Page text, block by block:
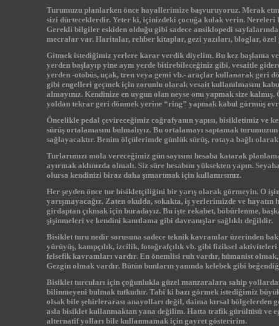
Turumuzu planlarken önce hayallerimize başvuruyoruz. Merak
sizi dürteceklerdir. Yeter ki, içinizdeki çocuğa kulak verin.
Gerekli bilgiler eskiden olduğu gibi sadece ansiklopedi
mecralar var. Haritalar, rehber kitaplar, gezi yazıları, bloglar,
Gitmek istediğimiz yerlere karar verdik diyelim. Bu kez başlama
yerden başlayıp yine aynı yerde bitirebileceğiniz gibi, vesaitle
yerden -otobüs, uçak, tren veya gemi vb.- araçlar kullanarak geri
gibi engelleri geçmek için zorunlu olarak vesait kullanılmasını
almayınız. Kendinize en uygun olan neyse onu yapmak size
yoldan tekrar geri dönmek yerine “ring” yapmak kabul görmüş
Öncelikle pedal çevireceğimiz coğrafyanın yapısı, bisikletimiz ve
sürüş ortalamasını bulmalıyız. Bu ortalamayı saptamak
sağlayacaktır. Benim ölçülerimde günlük sürüş, rotaya bağlı olarak
Turlarımızı mola vereceğimiz gün sayısını hesaba katarak
ayırmak aklınızda olmalı. Siz süre hesabını yüksekten yapın.
olursa kendinizi biraz daha şımartmak için kullanırsınız.
Her şeyden önce tur bisikletçiliğini bir yarış olarak görmeyin. O
yarışmayacağız. Zaten okulda, sokakta, iş yerlerimizde ve
girdaptan çıkmak için buradayız. Bu işte rekabet, böbürlenme,
şişinmeleri ve kendini kanıtlama gibi davranışlar sağlıklı değildir.
Bisiklet turu nedir sorusuna sadece teknik kavramlar üzerinden
yürüyüş, kampçılık, izcilik, fotoğrafçılık vb. gibi fiziksel
felsefik kavramları vardır. En önemlisi ruh vardır, hümanist
Gezgin olmak vardır. Bütün bunların yanında kelebek gibi
Bisiklet turcuları için çoğunlukla güzel manzaralara sahip
bilinmeyeni bulmak tutkudur. Tabi ki bazı görmek istediğimiz
olsak bile şehirlerarası anayolları değil, daima kırsal bölgelerden
asla bisiklet kullanmaktan yana değilim. Hatta trafik gürültüsü ve
alternatif yolları bile kullanmamak için gayret gösteririm.